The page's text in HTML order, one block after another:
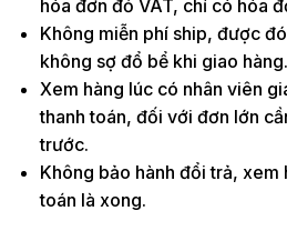
hóa đơn đỏ VAT, chỉ có hóa
Không miễn phí ship, được
không sợ đổ bể khi giao hàng.
Xem hàng lúc có nhân viên
thanh toán, đối với đơn lớn
trước.
Không bảo hành đổi trả, xem
toán là xong.